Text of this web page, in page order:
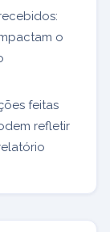
o
feitas
refletir